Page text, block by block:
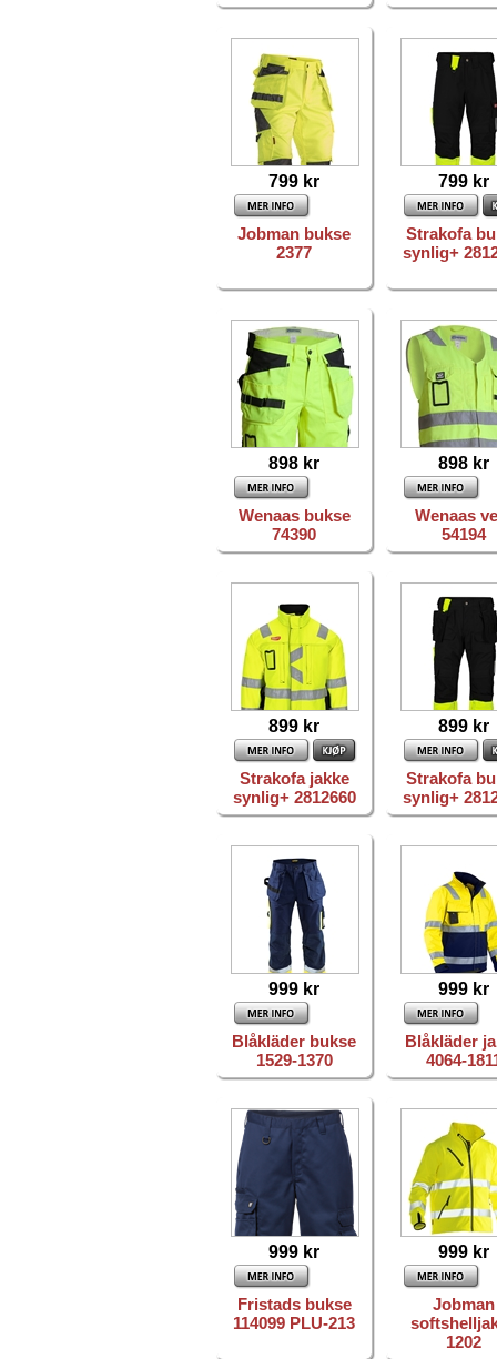
799 kr
Jobman bukse
2377
799 kr
Strakofa
synlig+
898 kr
Wenaas bukse
74390
898 kr
Wenaas
54194
899 kr
Strakofa jakke
synlig+ 2812660
899 kr
Strakofa
synlig+
999 kr
Blåkläder bukse
1529-1370
999 kr
Blåkläder
4064-
999 kr
Fristads bukse
114099 PLU-213
999 kr
Jobman
1202